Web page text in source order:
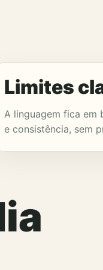
Limites
A linguagem fica em
e consistência, sem